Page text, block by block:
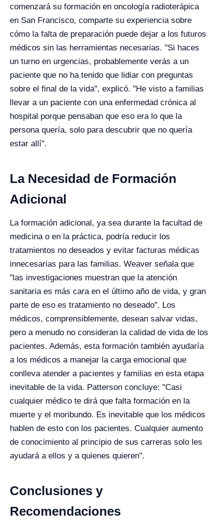
comenzará su formación en oncología radioterápica
en San Francisco, comparte su experiencia sobre
cómo la falta de preparación puede dejar a los futuros
médicos sin las herramientas necesarias. "Si haces
un turno en urgencias, probablemente verás a un
paciente que no ha tenido que lidiar con preguntas
sobre el final de la vida", explicó. "He visto a familias
llevar a un paciente con una enfermedad crónica al
hospital porque pensaban que eso era lo que la
persona quería, solo para descubrir que no quería
estar allí".
La Necesidad de Formación
Adicional
La formación adicional, ya sea durante la facultad de
medicina o en la práctica, podría reducir los
tratamientos no deseados y evitar facturas médicas
innecesarias para las familias. Weaver señala que
"las investigaciones muestran que la atención
sanitaria es más cara en el último año de vida, y gran
parte de eso es tratamiento no deseado". Los
médicos, comprensiblemente, desean salvar vidas,
pero a menudo no consideran la calidad de vida de los
pacientes. Además, esta formación también ayudaría
a los médicos a manejar la carga emocional que
conlleva atender a pacientes y familias en esta etapa
inevitable de la vida. Patterson concluye: "Casi
cualquier médico te dirá que falta formación en la
muerte y el moribundo. Es inevitable que los médicos
hablen de esto con los pacientes. Cualquier aumento
de conocimiento al principio de sus carreras solo les
ayudará a ellos y a quienes quieren".
Conclusiones y
Recomendaciones